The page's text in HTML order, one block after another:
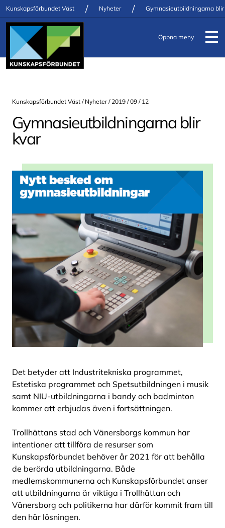
Kunskapsförbundet Väst / Nyheter / Gymnasieutbildningarna blir
Öppna meny
Kunskapsförbundet Väst / Nyheter/ 2019 / 09 / 12
Gymnasieutbildningarna blir
kvar
Det betyder att Industritekniska programmet,
Estetiska programmet och Spetsutbildningen i musik
samt NIU-utbildningarna i bandy och badminton
kommer att erbjudas även i fortsättningen.
Trollhättans stad och Vänersborgs kommun har
intentioner att tillföra de resurser som
Kunskapsförbundet behöver år 2021 för att behålla
de berörda utbildningarna. Både
medlemskommunerna och Kunskapsförbundet anser
att utbildningarna är viktiga i Trollhättan och
Vänersborg och politikerna har därför kommit fram till
den här lösningen.